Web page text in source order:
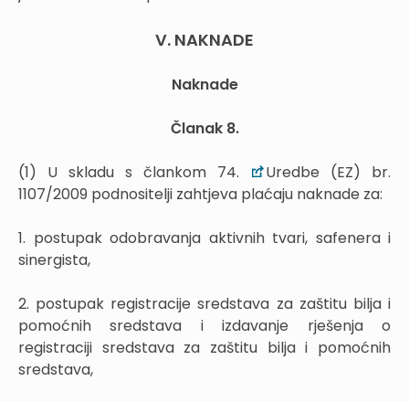
V. NAKNADE
Naknade
Članak 8.
(1) U skladu s člankom 74.
Uredbe (EZ) br.
1107/2009 podnositelji zahtjeva plaćaju naknade za:
1. postupak odobravanja aktivnih tvari, safenera i
sinergista,
2. postupak registracije sredstava za zaštitu bilja i
pomoćnih sredstava i izdavanje rješenja o
registraciji sredstava za zaštitu bilja i pomoćnih
sredstava,